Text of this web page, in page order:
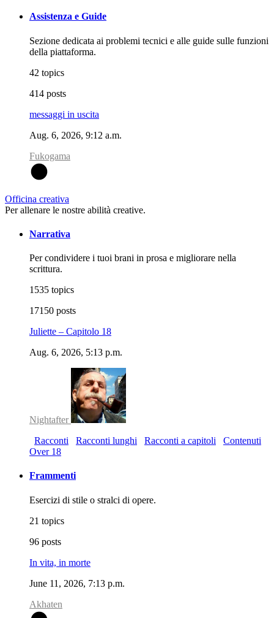
Assistenza e Guide
Sezione dedicata ai problemi tecnici e alle guide sulle funzioni
della piattaforma.
42 topics
414 posts
messaggi in uscita
Aug. 6, 2026, 9:12 a.m.
Fukogama
Officina creativa
Per allenare le nostre abilità creative.
Narrativa
Per condividere i tuoi brani in prosa e migliorare nella
scrittura.
1535 topics
17150 posts
Juliette – Capitolo 18
Aug. 6, 2026, 5:13 p.m.
Nightafter
Racconti
Racconti lunghi Racconti a capitoli
Contenuti
Over 18
Frammenti
Esercizi di stile o stralci di opere.
21 topics
96 posts
In vita, in morte
June 11, 2026, 7:13 p.m.
Akhaten